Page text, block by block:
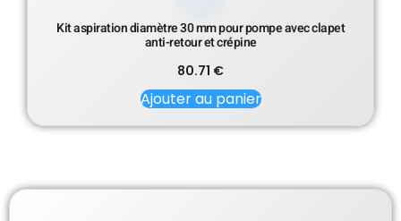
Kit aspiration diamètre 30 mm pour pompe avec clapet
anti-retour et crépine
80.71 €
Ajouter au panier